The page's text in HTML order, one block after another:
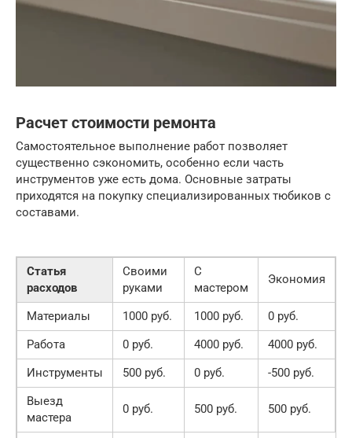
Расчет стоимости ремонта
Самостоятельное выполнение работ позволяет
существенно сэкономить, особенно если часть
инструментов уже есть дома. Основные затраты
приходятся на покупку специализированных тюбиков с
составами.
Статья
расходов
Своими
руками
С
мастером
Экономия
Материалы 1000 руб. 1000 руб.
0 руб.
Работа
0 руб. 4000 руб.
4000 руб.
Инструменты
500 руб. 0 руб.
-500 руб.
Выезд
мастера
0 руб. 500 руб. 500 руб.